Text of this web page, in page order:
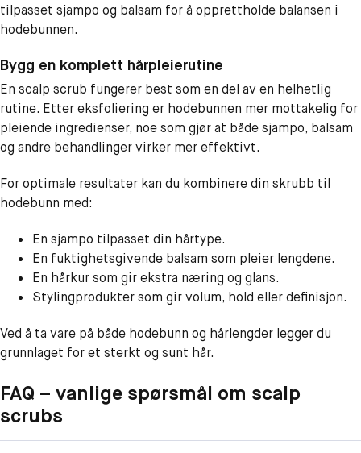
tilpasset sjampo og balsam for å opprettholde balansen i
hodebunnen.
Bygg en komplett hårpleierutine
En scalp scrub fungerer best som en del av en helhetlig
rutine. Etter eksfoliering er hodebunnen mer mottakelig for
pleiende ingredienser, noe som gjør at både sjampo, balsam
og andre behandlinger virker mer effektivt.
For optimale resultater kan du kombinere din skrubb til
hodebunn med:
En sjampo tilpasset din hårtype.
En fuktighetsgivende balsam som pleier lengdene.
En hårkur som gir ekstra næring og glans.
Stylingproduktersom gir volum, hold eller definisjon.
Ved å ta vare på både hodebunn og hårlengder legger du
grunnlaget for et sterkt og sunt hår.
FAQ – vanlige spørsmål om scalp
scrubs